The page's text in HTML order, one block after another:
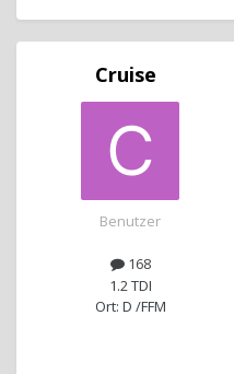
Cruise
Benutzer
168
1.2 TDI
Ort: D /FFM